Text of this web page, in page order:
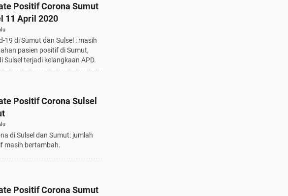
Positif Corona Sumut
11 April 2020
19 di Sumut dan Sulsel : masih
pasien positif di Sumut,
Sulsel terjadi kelangkaan APD.
Positif Corona Sulsel
di Sulsel dan Sumut: jumlah
masih bertambah.
Positif Corona Sumut